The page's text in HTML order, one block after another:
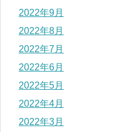
2022年9月
2022年8月
2022年7月
2022年6月
2022年5月
2022年4月
2022年3月